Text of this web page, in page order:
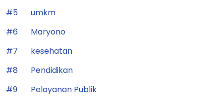
#5
umkm
#6
Maryono
#7
kesehatan
#8
Pendidikan
#9
Pelayanan Publik